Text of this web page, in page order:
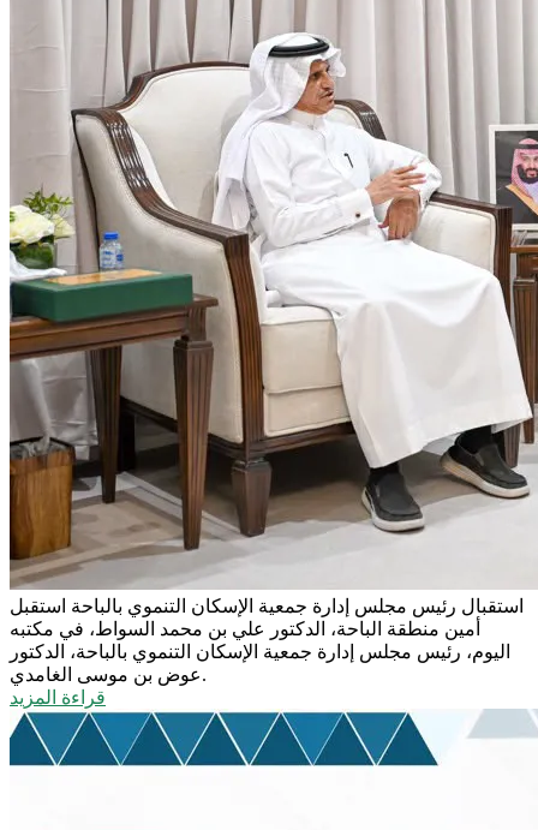
استقبال رئيس مجلس إدارة جمعية الإسكان التنموي بالباحة استقبل
أمين منطقة الباحة، الدكتور علي بن محمد السواط، في مكتبه
اليوم، رئيس مجلس إدارة جمعية الإسكان التنموي بالباحة، الدكتور
عوض بن موسى الغامدي.
قراءة المزيد